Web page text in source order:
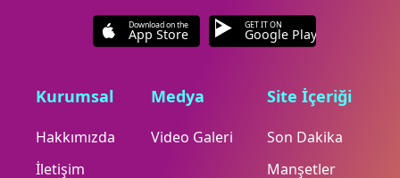
Download on the
App Store
GET IT ON
Google Play
Kurumsal
Hakkımızda
İletişim
Medya
Video Galeri
Site İçeriği
Son Dakika
Manşetler